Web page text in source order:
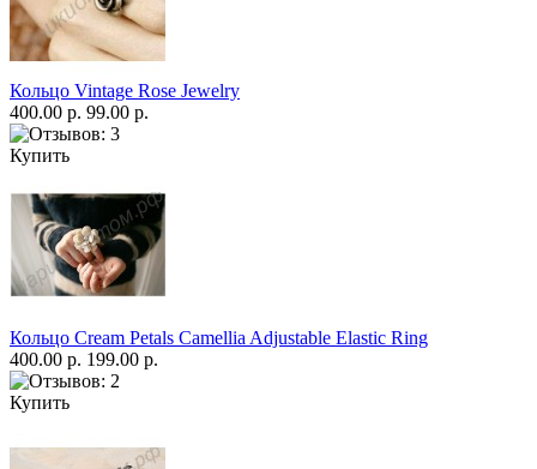
Кольцо Vintage Rose Jewelry
400.00 р. 99.00 р.
Купить
Кольцо Cream Petals Camellia Adjustable Elastic Ring
400.00 р. 199.00 р.
Купить